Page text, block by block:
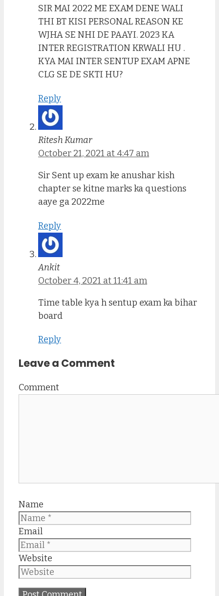
SIR MAI 2022 ME EXAM DENE WALI
THI BT KISI PERSONAL REASON KE
WJHA SE NHI DE PAAYI. 2023 KA
INTER REGISTRATION KRWALI HU .
KYA MAI INTER SENTUP EXAM APNE
CLG SE DE SKTI HU?
Reply
Ritesh Kumar
October 21, 2021 at 4:47 am
Sir Sent up exam ke anushar kish
chapter se kitne marks ka questions
aaye ga 2022me
Reply
Ankit
October 4, 2021 at 11:41 am
Time table kya h sentup exam ka bihar
board
Reply
Leave a Comment
Comment
Name
Email
Website